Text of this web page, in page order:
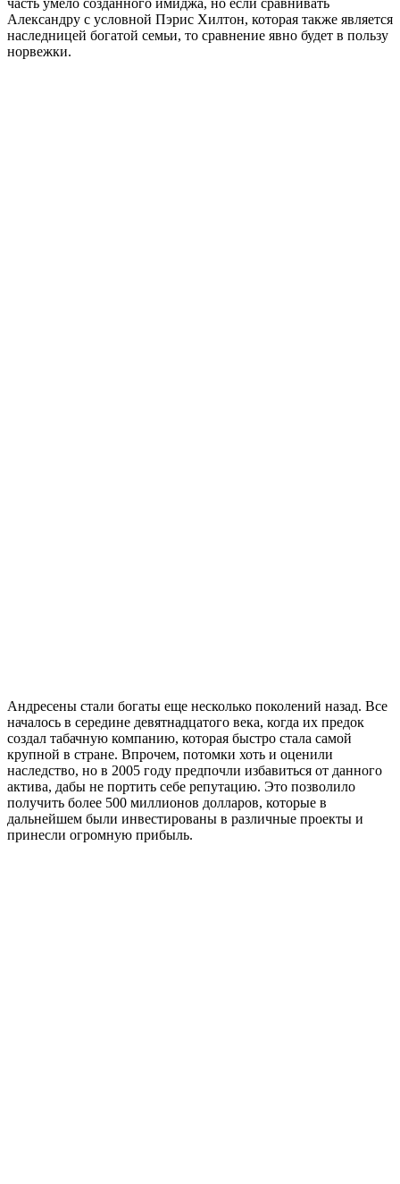
часть умело созданного имиджа, но если сравнивать
Александру с условной Пэрис Хилтон, которая также является
наследницей богатой семьи, то сравнение явно будет в пользу
норвежки.
Андресены стали богаты еще несколько поколений назад. Все
началось в середине девятнадцатого века, когда их предок
создал табачную компанию, которая быстро стала самой
крупной в стране. Впрочем, потомки хоть и оценили
наследство, но в 2005 году предпочли избавиться от данного
актива, дабы не портить себе репутацию. Это позволило
получить более 500 миллионов долларов, которые в
дальнейшем были инвестированы в различные проекты и
принесли огромную прибыль.